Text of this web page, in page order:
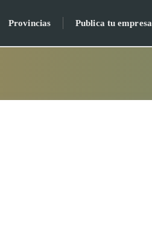
Provincias Publica tu empresa